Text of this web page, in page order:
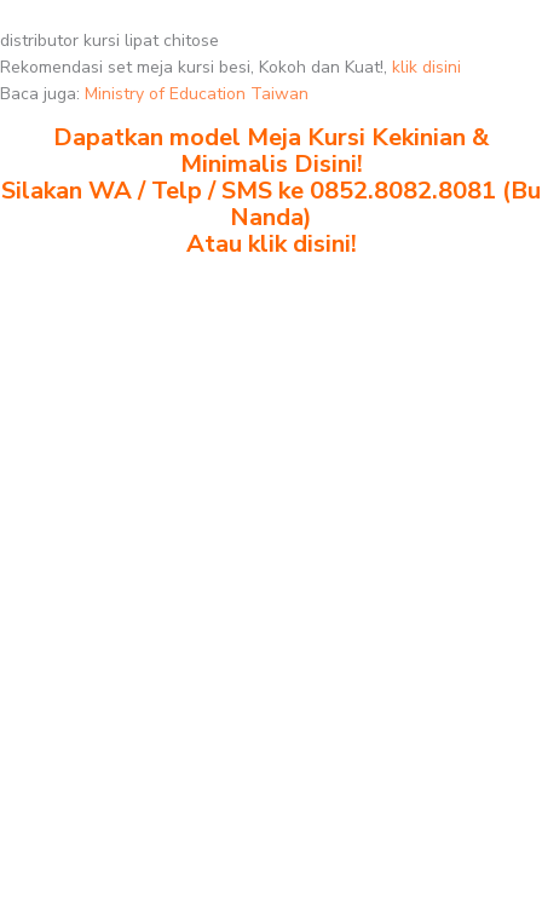
distributor kursi lipat chitose
Rekomendasi set meja kursi besi, Kokoh dan Kuat!, klik disini
Baca juga: Ministry of Education Taiwan
Dapatkan model Meja Kursi Kekinian &
Minimalis Disini!
Silakan WA / Telp / SMS ke 0852.8082.8081 (Bu
Nanda)
Atau klik disini!